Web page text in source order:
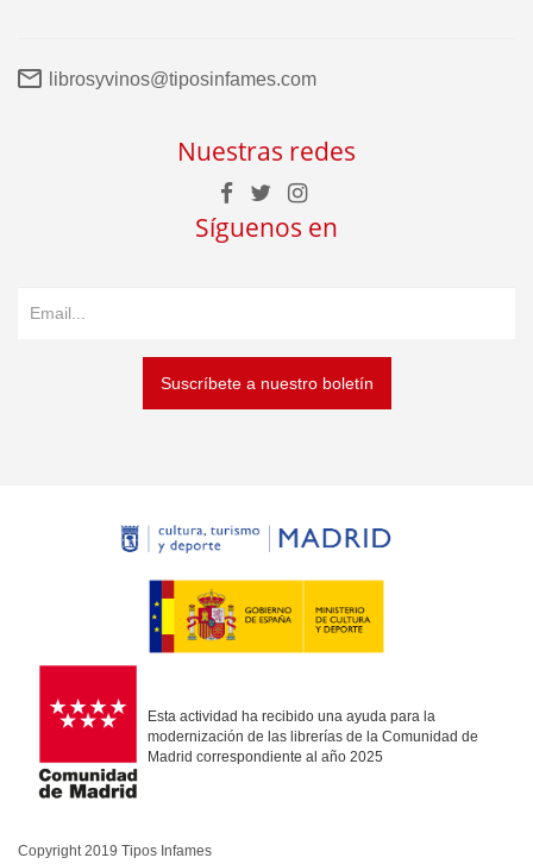
librosyvinos@tiposinfames.com
Nuestras redes
Síguenos en
Suscríbete a nuestro boletín
Esta actividad ha recibido una ayuda para la
modernización de las librerías de la Comunidad de
Madrid correspondiente al año 2025
Copyright 2019 Tipos Infames